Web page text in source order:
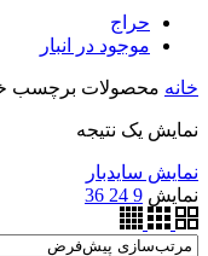
حراج
موجود در انبار
خانه محصولات برچسب
نمایش یک نتیجه
نمایش سایدبار
نمایش 9
24
36